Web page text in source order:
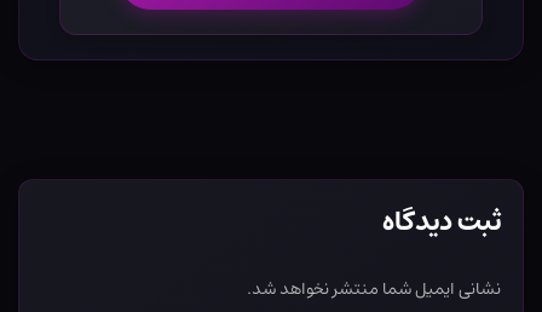
ثبت دیدگاه
نشانی ایمیل شما منتشر نخواهد شد.